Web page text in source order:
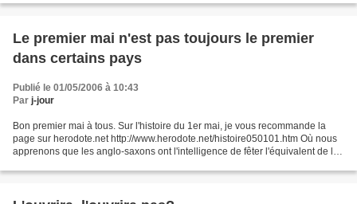
Le premier mai n'est pas toujours le premier
dans certains pays
Publié le 01/05/2006 à 10:43
Par j-jour
Bon premier mai à tous. Sur l'histoire du 1er mai, je vous recommande la
page sur herodote.net http://www.herodote.net/histoire050101.htm Où nous
apprenons que les anglo-saxons ont l'intelligence de fêter l'équivalent de la